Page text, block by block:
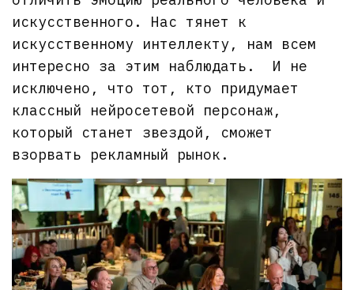
искусственного. Нас тянет к
искусственному интеллекту, нам всем
интересно за этим наблюдать. И не
исключено, что тот, кто придумает
классный нейросетевой персонаж,
который станет звездой, сможет
взорвать рекламный рынок.